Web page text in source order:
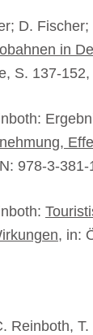
D.
in
S. 137-
978-3-381-
, in:
Reinboth,